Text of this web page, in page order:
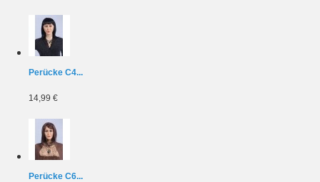
Perücke C4...
14,99 €
Perücke C6...